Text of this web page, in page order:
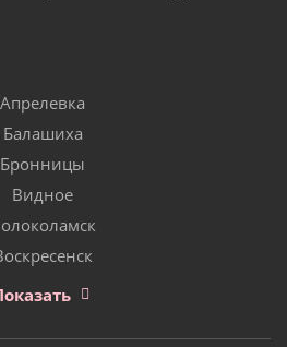
Апрелевка
Балашиха
Бронницы
Видное